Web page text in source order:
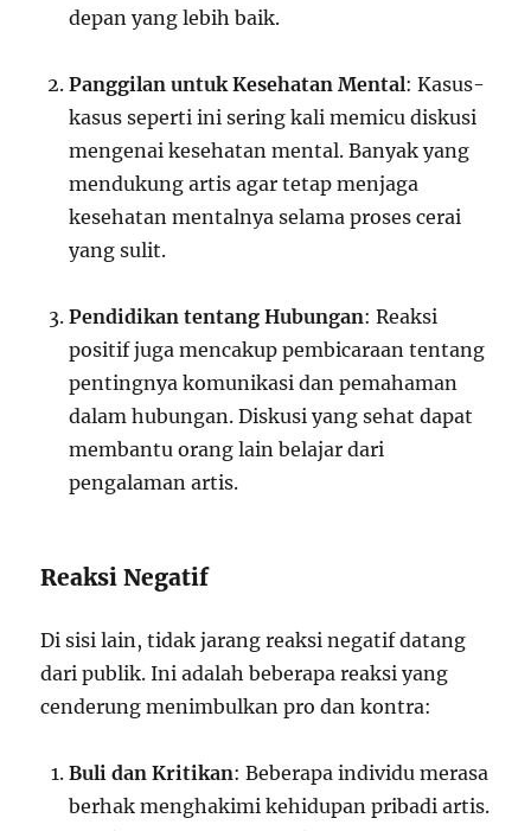
depan yang lebih baik.
Panggilan untuk Kesehatan Mental: Kasus-
kasus seperti ini sering kali memicu diskusi
mengenai kesehatan mental. Banyak yang
mendukung artis agar tetap menjaga
kesehatan mentalnya selama proses cerai
yang sulit.
Pendidikan tentang Hubungan: Reaksi
positif juga mencakup pembicaraan tentang
pentingnya komunikasi dan pemahaman
dalam hubungan. Diskusi yang sehat dapat
membantu orang lain belajar dari
pengalaman artis.
Reaksi Negatif
Di sisi lain, tidak jarang reaksi negatif datang
dari publik. Ini adalah beberapa reaksi yang
cenderung menimbulkan pro dan kontra:
Buli dan Kritikan: Beberapa individu merasa
berhak menghakimi kehidupan pribadi artis.